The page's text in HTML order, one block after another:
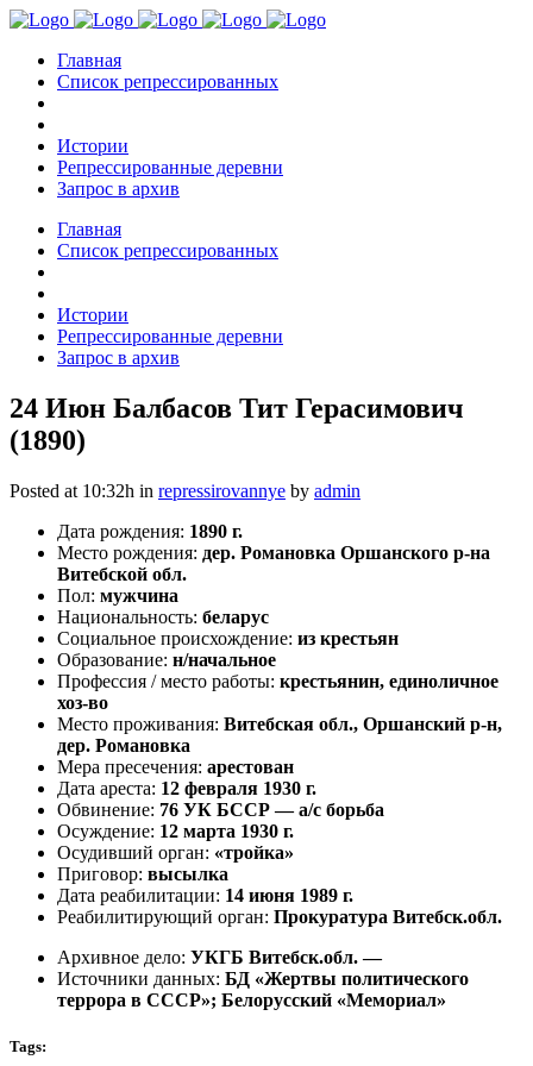
Главная
Список репрессированных
Истории
Репрессированные деревни
Запрос в архив
Главная
Список репрессированных
Истории
Репрессированные деревни
Запрос в архив
24 Июн Балбасов Тит Герасимович
(1890)
Posted at 10:32h in repressirovannye by admin
Дата рождения: 1890 г.
Место рождения: дер. Романовка Оршанского р-на
Витебской обл.
Пол: мужчина
Национальность: беларус
Социальное происхождение: из крестьян
Образование: н/начальное
Профессия / место работы: крестьянин, единоличное
хоз-во
Место проживания: Витебская обл., Оршанский р-н,
дер. Романовка
Мера пресечения: арестован
Дата ареста: 12 февраля 1930 г.
Обвинение: 76 УК БССР — а/с борьба
Осуждение: 12 марта 1930 г.
Осудивший орган: «тройка»
Приговор: высылка
Дата реабилитации: 14 июня 1989 г.
Реабилитирующий орган: Прокуратура Витебск.обл.
Архивное дело: УКГБ Витебск.обл. —
Источники данных: БД «Жертвы политического
террора в СССР»; Белорусский «Мемориал»
Tags: